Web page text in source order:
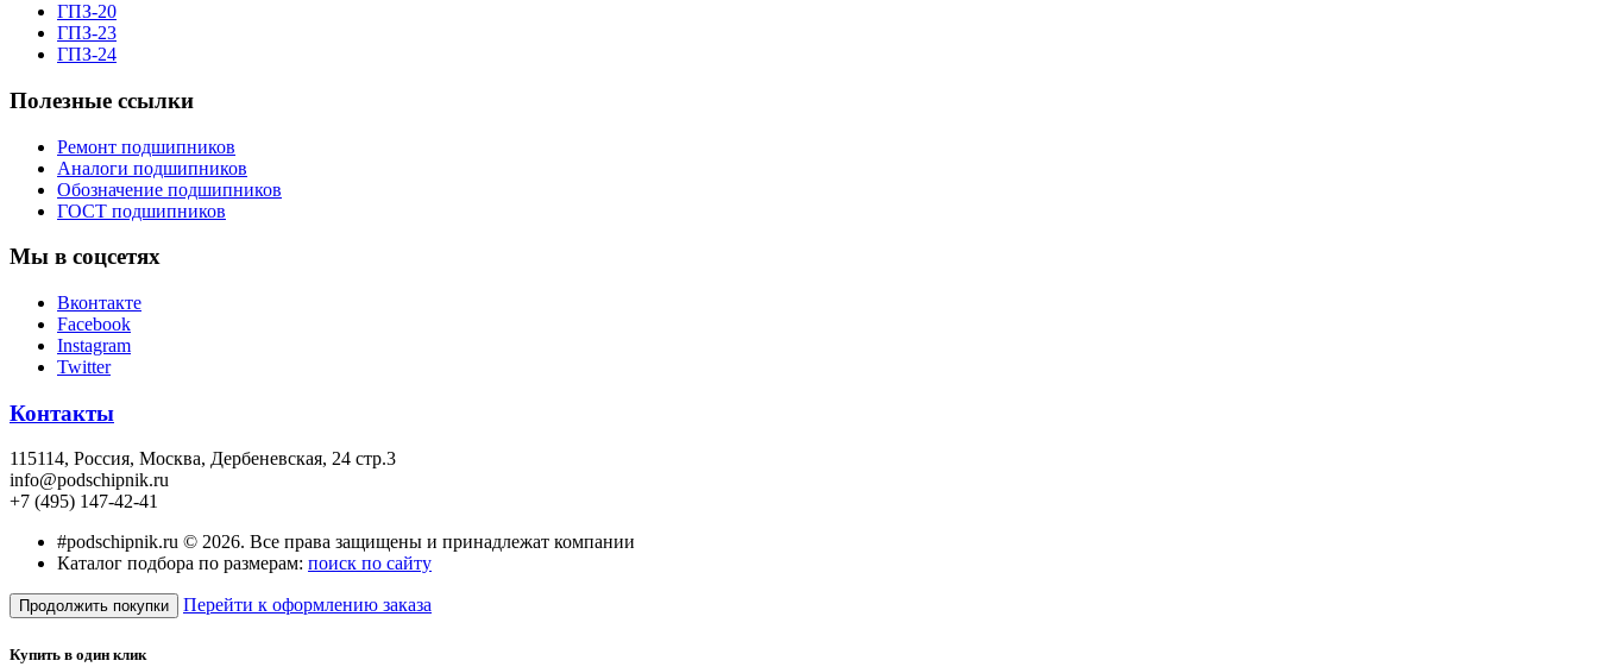
ГПЗ-20
ГПЗ-23
ГПЗ-24
Полезные ссылки
Ремонт подшипников
Аналоги подшипников
Обозначение подшипников
ГОСТ подшипников
Мы в соцсетях
Вконтакте
Facebook
Instagram
Twitter
Контакты
115114, Россия, Москва, Дербеневская, 24 стр.3
info@podschipnik.ru
+7 (495) 147-42-41
#podschipnik.ru © 2026. Все права защищены и принадлежат компании
Каталог подбора по размерам: поиск по сайту
Продолжить покупки Перейти к оформлению заказа
Купить в один клик